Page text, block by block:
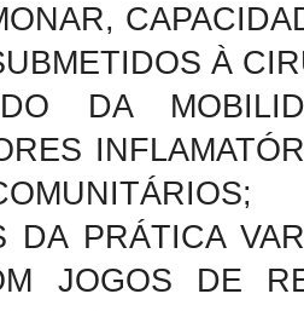
À
DA
PRÁTICA
JOGOS DE